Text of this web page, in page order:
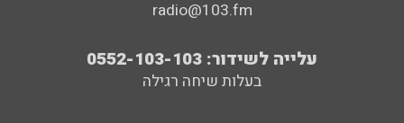
radio@103.fm
עלייה לשידור: 0552-103-103
בעלות שיחה רגילה